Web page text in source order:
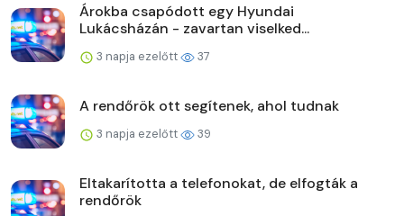
Árokba csapódott egy Hyundai
Lukácsházán - zavartan viselked...
3 napja ezelőtt 37
A rendőrök ott segítenek, ahol tudnak
3 napja ezelőtt 39
Eltakarította a telefonokat, de elfogták a
rendőrök